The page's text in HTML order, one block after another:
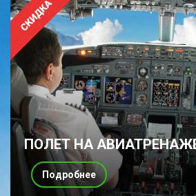
ПОЛЕТ НА
Подробнее